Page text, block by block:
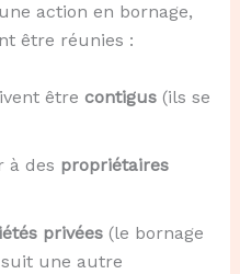
action en bornage,
être réunies :
être contigus(ils se
à des propriétaires
privées(le bornage
une autre